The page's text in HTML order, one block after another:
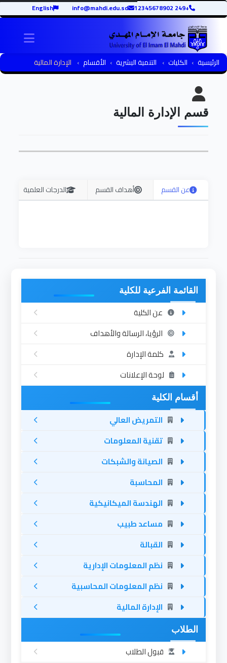
+249 12345678902
info@mahdi.edu.sd
English
الرئيسية الكليات التنمية البشرية الأقسام الإدارة المالية
قسم الإدارة المالية
عن القسم أهداف القسم الدرجات العلمية
القائمة الفرعية للكلية
عن الكلية
الرؤيا، الرسالة والأهداف
كلمة الإدارة
لوحة الإعلانات
أقسام الكلية
التمريض العالي
تقنية المعلومات
الصيانة والشبكات
المحاسبة
الهندسة الميكانيكية
مساعد طبيب
القبالة
نظم المعلومات الإدارية
نظم المعلومات المحاسبية
الإدارة المالية
الطلاب
قبول الطلاب